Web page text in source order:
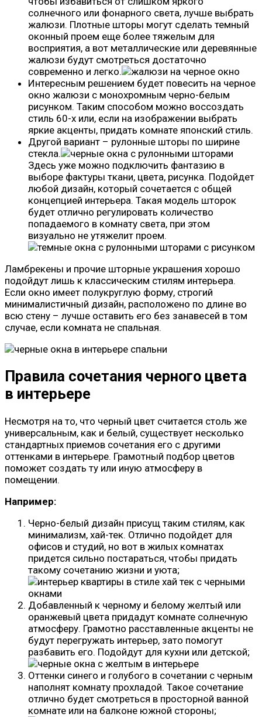
солнечного или фонарного света, лучше выбрать
жалюзи. Плотные шторы могут сделать темный
оконный проем еще более тяжелым для
восприятия, а вот металлические или деревянные
жалюзи будут смотреться достаточно
современно и легко.
Интересным решением будет повесить на черное
окно жалюзи с монохромным черно-белым
рисунком. Таким способом можно воссоздать
стиль 60-х или, если на изображении выбрать
яркие акценты, придать комнате японский стиль.
Другой вариант – рулонные шторы по ширине
стекла.
Здесь уже можно подключить фантазию в
выборе фактуры ткани, цвета, рисунка. Подойдет
любой дизайн, который сочетается с общей
концепцией интерьера. Такая модель шторок
будет отлично регулировать количество
попадаемого в комнату света, при этом
визуально не утяжелит проем.
Ламбрекены и прочие шторные украшения хорошо
подойдут лишь к классическим стилям интерьера.
Если окно имеет полукруглую форму, строгий
минималистичный дизайн, расположено по длине во
всю стену – лучше оставить его без занавесей в том
случае, если комната не спальная.
Правила сочетания черного цвета
в интерьере
Несмотря на то, что черный цвет считается столь же
универсальным, как и белый, существует несколько
стандартных приемов сочетания его с другими
оттенками в интерьере. Грамотный подбор цветов
поможет создать ту или иную атмосферу в
помещении.
Например:
Черно-белый дизайн присущ таким стилям, как
минимализм, хай-тек. Отлично подойдет для
офисов и студий, но вот в жилых комнатах
придется сильно постараться, чтобы придать
такому сочетанию жизни и уюта;
Добавленный к черному и белому желтый или
оранжевый цвета придадут комнате солнечную
атмосферу. Грамотно расставленные акценты не
будут перегружать интерьер, зато помогут
разбавить его. Подойдут для кухни или детской;
Оттенки синего и голубого в сочетании с черным
наполнят комнату прохладой. Такое сочетание
отлично будет смотреться в просторной ванной
комнате или на балконе южной стороны;